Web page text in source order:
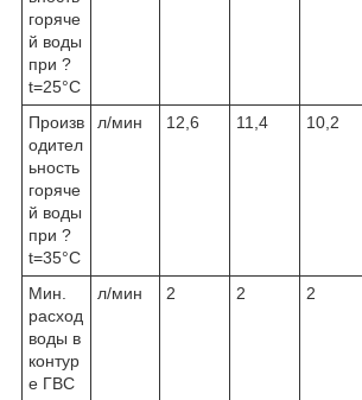
горяче
й воды
при ?
t=25°C
Произв
одител
ьность
горяче
й воды
при ?
t=35°C
л/мин 12,6 11,4 10,2
Мин.
расход
воды в
контур
е ГВС
л/мин 2 2 2